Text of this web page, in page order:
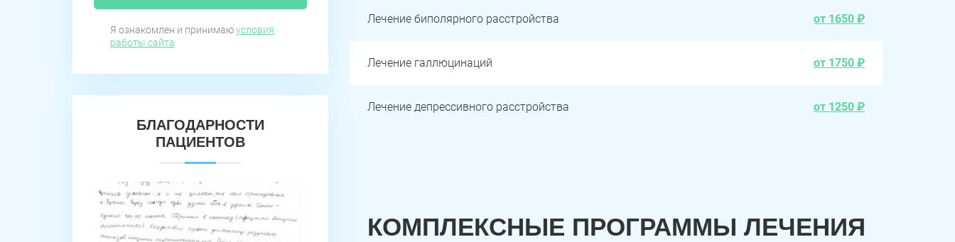
Лечение биполярного расстройства от 1650 ₽
Лечение галлюцинаций от 1750 ₽
Лечение депрессивного расстройства от 1250 ₽
КОМПЛЕКСНЫЕ ПРОГРАММЫ ЛЕЧЕНИЯ
Я ознакомлен и принимаюусловия
работы сайта
БЛАГОДАРНОСТИ
ПАЦИЕНТОВ